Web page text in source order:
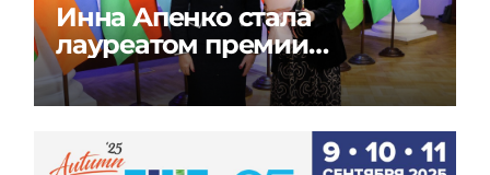
Инна Апенко стала
лауреатом премии
«Содружество моды» в
России